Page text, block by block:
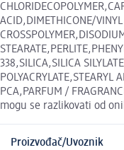
ACID,DIMETHICONE/
338,SILICA,SILICA
POLYACRYLATE,STEARYL
PCA,PARFUM /
mogu se razlikovati od
Proizvođač/Uvoznik